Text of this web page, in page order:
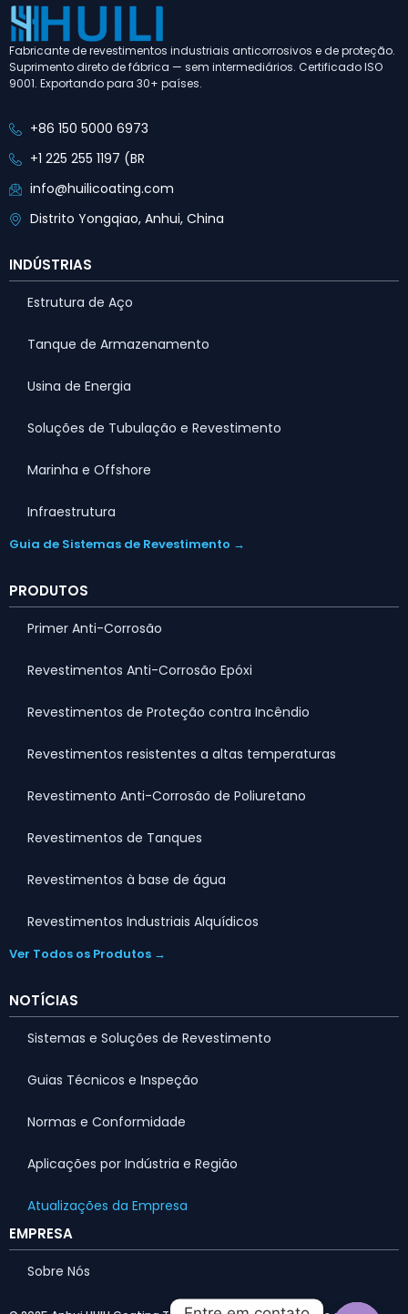
Fabricante de revestimentos industriais anticorrosivos e de proteção.
Suprimento direto de fábrica — sem intermediários. Certificado ISO
9001. Exportando para 30+ países.
+86 150 5000 6973
+1 225 255 1197 (BR
info@huilicoating.com
Distrito Yongqiao, Anhui, China
INDÚSTRIAS
Estrutura de Aço
Tanque de Armazenamento
Usina de Energia
Soluções de Tubulação e Revestimento
Marinha e Offshore
Infraestrutura
Guia de Sistemas de Revestimento →
PRODUTOS
Primer Anti-Corrosão
Revestimentos Anti-Corrosão Epóxi
Revestimentos de Proteção contra Incêndio
Revestimentos resistentes a altas temperaturas
Revestimento Anti-Corrosão de Poliuretano
Revestimentos de Tanques
Revestimentos à base de água
Revestimentos Industriais Alquídicos
Ver Todos os Produtos →
NOTÍCIAS
Sistemas e Soluções de Revestimento
Guias Técnicos e Inspeção
Normas e Conformidade
Aplicações por Indústria e Região
Atualizações da Empresa
EMPRESA
Sobre Nós